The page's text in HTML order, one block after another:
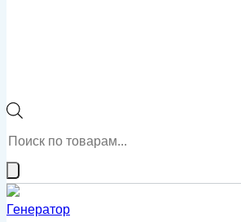
Поиск
товаров